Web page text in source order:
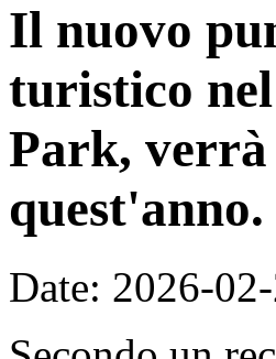
Il nuovo
turistico
Park,
quest'anno.
Date: 2026-